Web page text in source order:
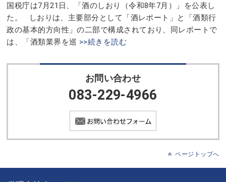
国税庁は7月21日、「酒のしおり（令和8年7月）」を公表し
た。 しおりは、主要部分として「酒レポート」と「酒類行
政の基本的方向性」の二部で構成されており、同レポートで
は、「酒類業界を巡 >>続きを読む
お問い合わせ
083-229-4966
ページトップへ